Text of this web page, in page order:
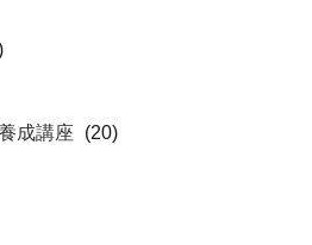
成講座 (20)